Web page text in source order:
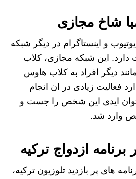
شاخ مجازی
و اینستاگرام در دیگر شبکه
دارد. این شبکه مجازی، کلاب
دیگر افراد به کلاب هاوس
فعالیت زیادی در ان انجام
توان ایدی این شخص را جست و
وارد شد.
ازدواج ترکیه
های پر بازدید تلوزیون ترکیه،